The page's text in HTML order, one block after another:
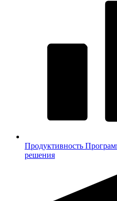
Продуктивность
решения